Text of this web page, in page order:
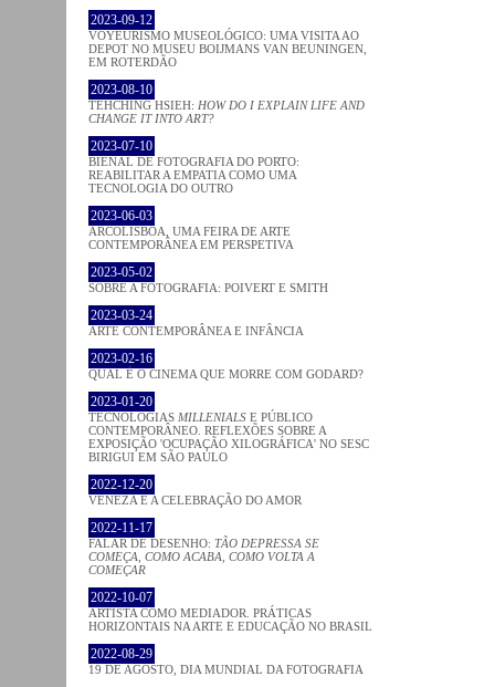
2023-09-12
VOYEURISMO MUSEOLÓGICO: UMA VISITA AO
DEPOT NO MUSEU BOIJMANS VAN BEUNINGEN,
EM ROTERDÃO
2023-08-10
TEHCHING HSIEH: HOW DO I EXPLAIN LIFE AND
CHANGE IT INTO ART?
2023-07-10
BIENAL DE FOTOGRAFIA DO PORTO:
REABILITAR A EMPATIA COMO UMA
TECNOLOGIA DO OUTRO
2023-06-03
ARCOLISBOA, UMA FEIRA DE ARTE
CONTEMPORÂNEA EM PERSPETIVA
2023-05-02
SOBRE A FOTOGRAFIA: POIVERT E SMITH
2023-03-24
ARTE CONTEMPORÂNEA E INFÂNCIA
2023-02-16
QUAL É O CINEMA QUE MORRE COM GODARD?
2023-01-20
TECNOLOGIAS MILLENIALS E PÚBLICO
CONTEMPORÂNEO. REFLEXÕES SOBRE A
EXPOSIÇÃO 'OCUPAÇÃO XILOGRÁFICA' NO SESC
BIRIGUI EM SÃO PAULO
2022-12-20
VENEZA E A CELEBRAÇÃO DO AMOR
2022-11-17
FALAR DE DESENHO: TÃO DEPRESSA SE
COMEÇA, COMO ACABA, COMO VOLTA A
COMEÇAR
2022-10-07
ARTISTA COMO MEDIADOR. PRÁTICAS
HORIZONTAIS NA ARTE E EDUCAÇÃO NO BRASIL
2022-08-29
19 DE AGOSTO, DIA MUNDIAL DA FOTOGRAFIA